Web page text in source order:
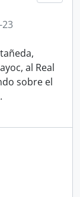
23
al Real
sobre el